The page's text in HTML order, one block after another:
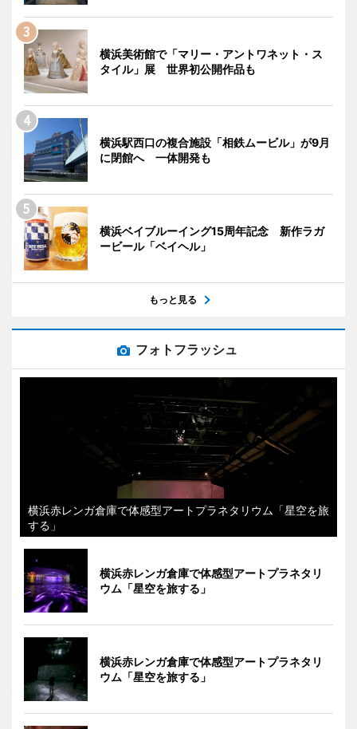
横浜美術館で「マリー・アントワネット・ス
タイル」展 世界初公開作品も
横浜駅西口の複合施設「相鉄ムービル」が9月
に閉館へ 一体開発も
横浜ベイブルーイング15周年記念 新作ラガ
ービール「ベイヘル」
もっと見る
フォトフラッシュ
横浜赤レンガ倉庫で体感型アートプラネタリウム「星空を旅
する」
横浜赤レンガ倉庫で体感型アートプラネタリ
ウム「星空を旅する」
横浜赤レンガ倉庫で体感型アートプラネタリ
ウム「星空を旅する」